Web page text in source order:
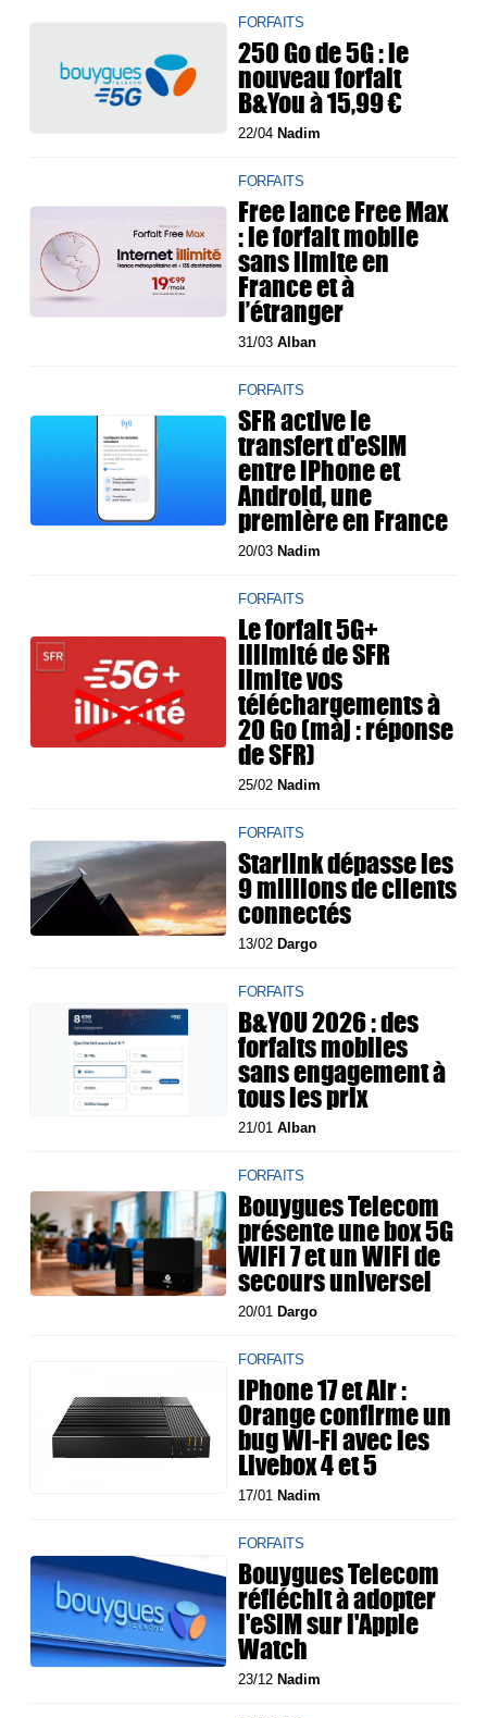
FORFAITS
250 Go de 5G : le
nouveau forfait
B&You à 15,99 €
22/04 Nadim
FORFAITS
Free lance Free Max
: le forfait mobile
sans limite en
France et à
l’étranger
31/03Alban
FORFAITS
SFR active le
transfert d'eSIM
entre iPhone et
Android, une
première en France
20/03 Nadim
FORFAITS
Le forfait 5G+
illimité de SFR
limite vos
téléchargements à
20 Go (màj : réponse
de SFR)
25/02 Nadim
FORFAITS
Starlink dépasse les
9 millions de clients
connectés
13/02 Dargo
FORFAITS
B&YOU 2026 : des
forfaits mobiles
sans engagement à
tous les prix
21/01Alban
FORFAITS
Bouygues Telecom
présente une box 5G
WiFi 7 et un WiFi de
secours universel
20/01 Dargo
FORFAITS
iPhone 17 et Air :
Orange confirme un
bug Wi-Fi avec les
Livebox 4 et 5
17/01 Nadim
FORFAITS
Bouygues Telecom
réfléchit à adopter
l'eSIM sur l'Apple
Watch
23/12 Nadim